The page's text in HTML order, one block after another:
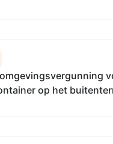
op het